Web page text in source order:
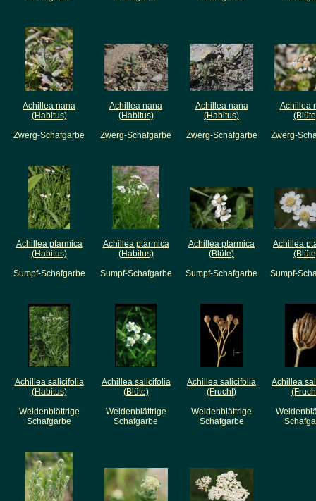
Achillea nana
(Habitus)
Zwerg-Schafgarbe
Achillea nana
(Habitus)
Zwerg-Schafgarbe
Achillea nana
(Habitus)
Zwerg-Schafgarbe
Achillea
Zwerg-
Achillea ptarmica
(Habitus)
Sumpf-Schafgarbe
Achillea ptarmica
(Habitus)
Sumpf-Schafgarbe
Achillea ptarmica
(Blüte)
Sumpf-Schafgarbe
Achillea
Sumpf-
Achillea salicifolia
(Habitus)
Weidenblättrige
Schafgarbe
Achillea salicifolia
(Blüte)
Weidenblättrige
Schafgarbe
Achillea salicifolia
(Frucht)
Weidenblättrige
Schafgarbe
Achillea